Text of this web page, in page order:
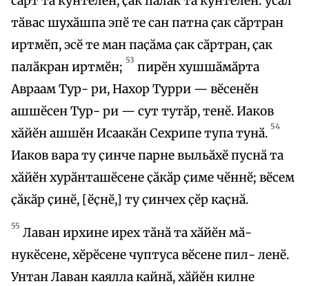
тӑвас шухӑшпа эпӗ те сан патна ҫак сӑртран
иртмӗп, эсӗ те ман паҫӑма ҫак сӑртран, ҫак
палӑкран иртмӗн; 53 пирӗн хушшӑмӑрта
Авраам Тур- ри, Нахор Турри — вӗсенӗн
ашшӗсен Тур- ри — сут тутӑр, тенӗ. Иаков
хӑйӗн ашшӗн Исаакӑн Сехрипе тупа тунӑ. 54
Иаков вара ту ҫинче парне выльӑхӗ пуснӑ та
хӑйӗн хурӑнташӗсене ҫӑкӑр ҫиме чӗннӗ; вӗсем
ҫӑкӑр ҫинӗ, [ӗҫнӗ,] ту ҫинчех ҫӗр каҫнӑ.
55 Лаван ирхине ирех тӑнӑ та хӑйӗн мӑ-
нукӗсене, хӗрӗсене чуптуса вӗсене пил- ленӗ.
Унтан Лаван каялла кайнӑ, хӑйӗн килне